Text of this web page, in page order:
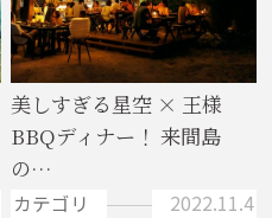
美しすぎる星空 × 王様
BBQディナー！ 来間島
の…
カテゴリ 2022.11.4